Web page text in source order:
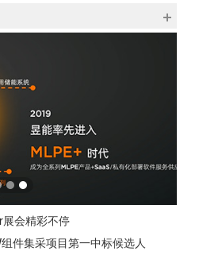
会精彩不停
件集采项目第一中标候选人